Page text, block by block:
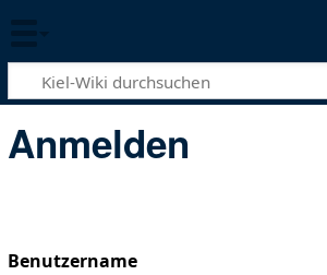
Anmelden
Benutzername